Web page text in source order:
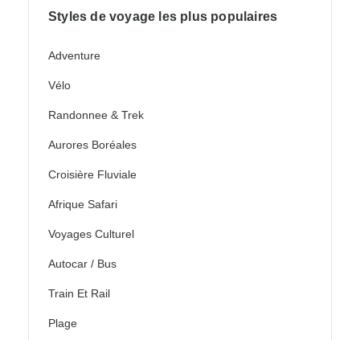
Styles de voyage les plus populaires
Adventure
Vélo
Randonnee & Trek
Aurores Boréales
Croisière Fluviale
Afrique Safari
Voyages Culturel
Autocar / Bus
Train Et Rail
Plage